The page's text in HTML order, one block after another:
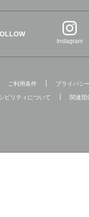
Instagram
ご利用条件 プライバシ
ビリティについて
関連団